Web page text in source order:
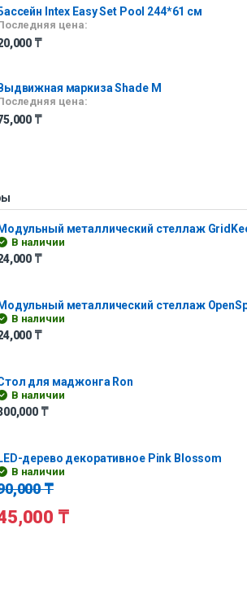
Бассейн Intex Easy Set Pool 244*61 см
цена:
₸
Выдвижная маркиза Shade M
цена:
₸
Модульный металлический стеллаж
В наличии
₸
Модульный металлический стеллаж
В наличии
₸
для маджонга Ron
В наличии
₸
LED-дерево декоративное Pink Blossom
В наличии
₸
₸